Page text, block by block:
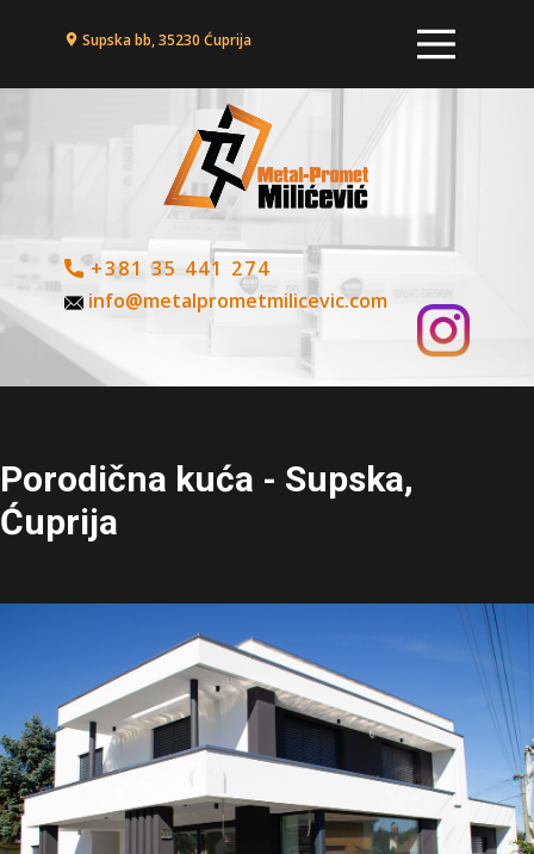
Supska bb, 35230 Ćuprija
+381 35 441 274
info@metalprometmilicevic.com
Porodična kuća - Supska,
Ćuprija